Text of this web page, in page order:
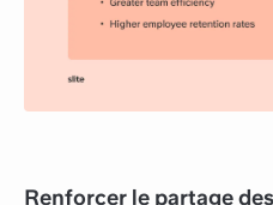
Renforcer le partage